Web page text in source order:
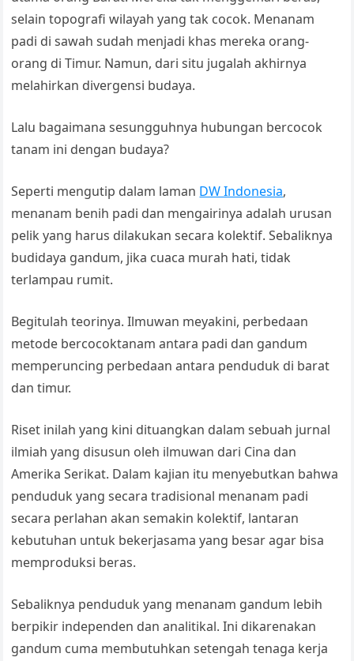
selain topografi wilayah yang tak cocok. Menanam
padi di sawah sudah menjadi khas mereka orang-
orang di Timur. Namun, dari situ jugalah akhirnya
melahirkan divergensi budaya.
Lalu bagaimana sesungguhnya hubungan bercocok
tanam ini dengan budaya?
Seperti mengutip dalam laman DW Indonesia,
menanam benih padi dan mengairinya adalah urusan
pelik yang harus dilakukan secara kolektif. Sebaliknya
budidaya gandum, jika cuaca murah hati, tidak
terlampau rumit.
Begitulah teorinya. Ilmuwan meyakini, perbedaan
metode bercocoktanam antara padi dan gandum
memperuncing perbedaan antara penduduk di barat
dan timur.
Riset inilah yang kini dituangkan dalam sebuah jurnal
ilmiah yang disusun oleh ilmuwan dari Cina dan
Amerika Serikat. Dalam kajian itu menyebutkan bahwa
penduduk yang secara tradisional menanam padi
secara perlahan akan semakin kolektif, lantaran
kebutuhan untuk bekerjasama yang besar agar bisa
memproduksi beras.
Sebaliknya penduduk yang menanam gandum lebih
berpikir independen dan analitikal. Ini dikarenakan
gandum cuma membutuhkan setengah tenaga kerja